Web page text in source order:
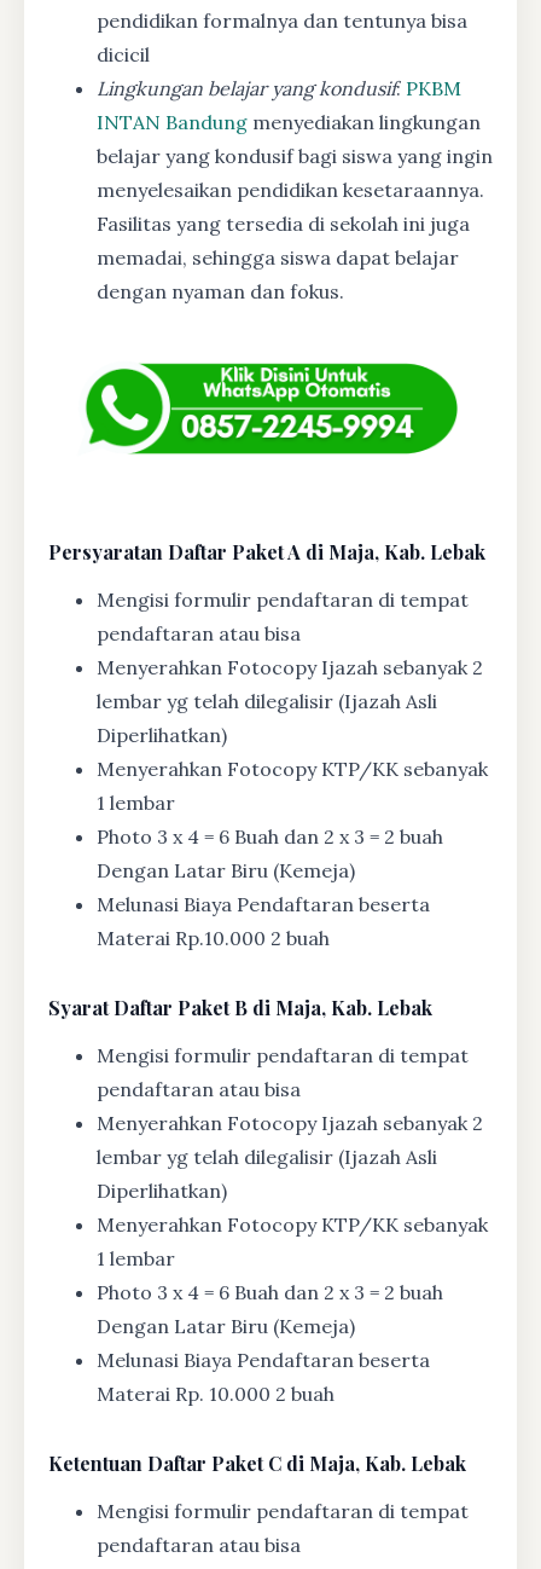
pendidikan formalnya dan tentunya bisa
dicicil
Lingkungan belajar yang kondusif: PKBM
INTAN Bandung menyediakan lingkungan
belajar yang kondusif bagi siswa yang ingin
menyelesaikan pendidikan kesetaraannya.
Fasilitas yang tersedia di sekolah ini juga
memadai, sehingga siswa dapat belajar
dengan nyaman dan fokus.
Persyaratan Daftar Paket A di Maja, Kab. Lebak
Mengisi formulir pendaftaran di tempat
pendaftaran atau bisa
Menyerahkan Fotocopy Ijazah sebanyak 2
lembar yg telah dilegalisir (Ijazah Asli
Diperlihatkan)
Menyerahkan Fotocopy KTP/KK sebanyak
1 lembar
Photo 3 x 4 = 6 Buah dan 2 x 3 = 2 buah
Dengan Latar Biru (Kemeja)
Melunasi Biaya Pendaftaran beserta
Materai Rp.10.000 2 buah
SyaratDaftar Paket B di Maja, Kab. Lebak
Mengisi formulir pendaftaran di tempat
pendaftaran atau bisa
Menyerahkan Fotocopy Ijazah sebanyak 2
lembar yg telah dilegalisir (Ijazah Asli
Diperlihatkan)
Menyerahkan Fotocopy KTP/KK sebanyak
1 lembar
Photo 3 x 4 = 6 Buah dan 2 x 3 = 2 buah
Dengan Latar Biru (Kemeja)
Melunasi Biaya Pendaftaran beserta
Materai Rp. 10.000 2 buah
Ketentuan Daftar Paket C di Maja, Kab. Lebak
Mengisi formulir pendaftaran di tempat
pendaftaran atau bisa